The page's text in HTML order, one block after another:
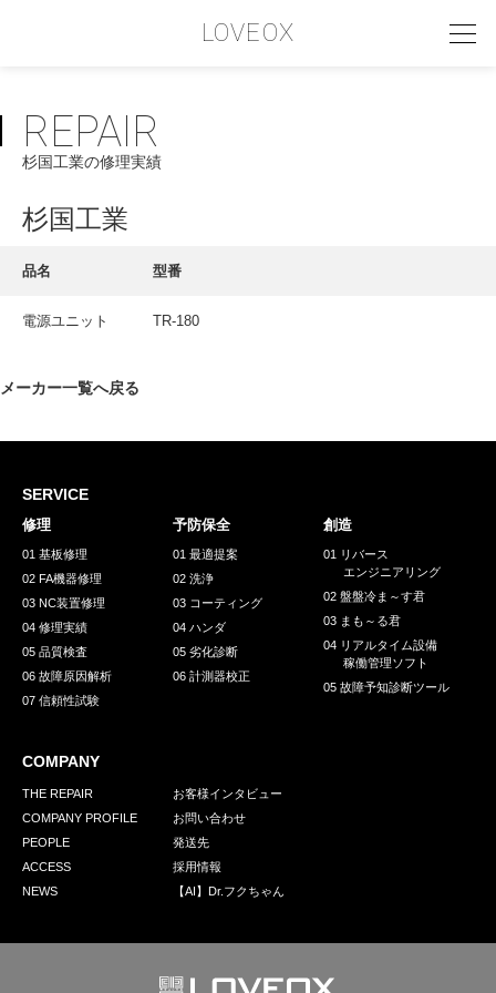
LOVEOX
PHILOSOPHY
フィロソフィー
COMPANY PROFILE
INTERVIEW
採用情報
GREEN CHALLENGE
環境への取り組み
お問い合わせ 発送先
REPAIR
杉国工業の修理実績
杉国工業
品名 型番
電源ユニット TR-180
メーカー一覧へ戻る
SERVICE
修理
01 基板修理
02 FA機器修理
03 NC装置修理
04 修理実績
05 品質検査
06 故障原因解析
07 信頼性試験
予防保全
01 最適提案
02 洗浄
03 コーティング
04 ハンダ
05 劣化診断
06 計測器校正
創造
01 リバース
エンジニアリング
02 盤盤冷ま～す君
03 まも～る君
04 リアルタイム設備
稼働管理ソフト
05 故障予知診断ツール
COMPANY
THE REPAIR
COMPANY PROFILE
PEOPLE
ACCESS
NEWS
お客様インタビュー
お問い合わせ
発送先
採用情報
【AI】Dr.フクちゃん